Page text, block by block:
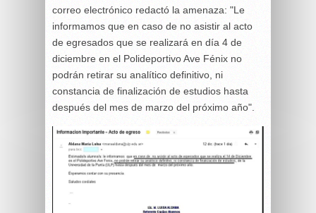
correo electrónico redactó la amenaza: "Le
informamos que en caso de no asistir al acto
de egresados que se realizará en día 4 de
diciembre en el Polideportivo Ave Fénix no
podrán retirar su analítico definitivo, ni
constancia de finalización de estudios hasta
después del mes de marzo del próximo año".